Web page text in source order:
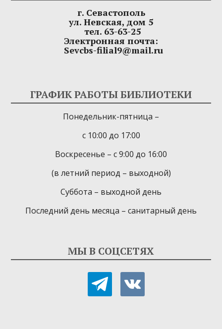
г. Севастополь
ул. Невская, дом 5
тел. 63-63-25
Электронная почта:
Sevcbs-filial9@mail.ru
ГРАФИК РАБОТЫ БИБЛИОТЕКИ
Понедельник-пятница –
с 10:00 до 17:00
Воскресенье – с 9:00 до 16:00
(в летний период – выходной)
Суббота – выходной день
Последний день месяца – санитарный день
МЫ В СОЦСЕТЯХ
telegramvkontakte